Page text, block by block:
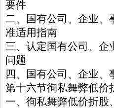
要件
二、国有公司、企业、
准适用指南
三、认定国有公司、企
问题
四、国有公司、企业
第十六节徇私舞弊低价
一、徇私舞弊低价折股